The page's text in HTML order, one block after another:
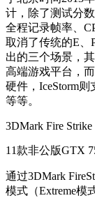
计，除了测试分
全程记录帧率、
取消了传统的E、
出的三个场景，
高端游戏平台，
硬件，IceStorm
等等。
3DMark Fire Strike
11款非公版GTX
通过3DMark
模式（Extreme模